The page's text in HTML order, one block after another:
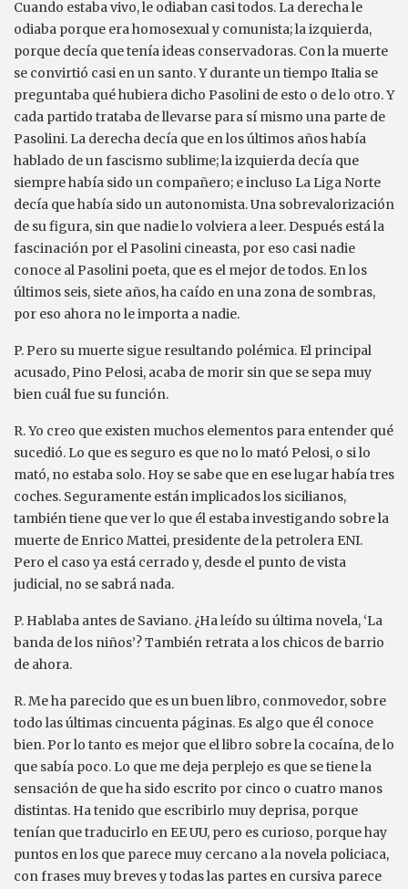
Cuando estaba vivo, le odiaban casi todos. La derecha le
odiaba porque era homosexual y comunista; la izquierda,
porque decía que tenía ideas conservadoras. Con la muerte
se convirtió casi en un santo. Y durante un tiempo Italia se
preguntaba qué hubiera dicho Pasolini de esto o de lo otro. Y
cada partido trataba de llevarse para sí mismo una parte de
Pasolini. La derecha decía que en los últimos años había
hablado de un fascismo sublime; la izquierda decía que
siempre había sido un compañero; e incluso La Liga Norte
decía que había sido un autonomista. Una sobrevalorización
de su figura, sin que nadie lo volviera a leer. Después está la
fascinación por el Pasolini cineasta, por eso casi nadie
conoce al Pasolini poeta, que es el mejor de todos. En los
últimos seis, siete años, ha caído en una zona de sombras,
por eso ahora no le importa a nadie.
P. Pero su muerte sigue resultando polémica. El principal
acusado, Pino Pelosi, acaba de morir sin que se sepa muy
bien cuál fue su función.
R. Yo creo que existen muchos elementos para entender qué
sucedió. Lo que es seguro es que no lo mató Pelosi, o si lo
mató, no estaba solo. Hoy se sabe que en ese lugar había tres
coches. Seguramente están implicados los sicilianos,
también tiene que ver lo que él estaba investigando sobre la
muerte de Enrico Mattei, presidente de la petrolera ENI.
Pero el caso ya está cerrado y, desde el punto de vista
judicial, no se sabrá nada.
P. Hablaba antes de Saviano. ¿Ha leído su última novela, ‘La
banda de los niños’? También retrata a los chicos de barrio
de ahora.
R. Me ha parecido que es un buen libro, conmovedor, sobre
todo las últimas cincuenta páginas. Es algo que él conoce
bien. Por lo tanto es mejor que el libro sobre la cocaína, de lo
que sabía poco. Lo que me deja perplejo es que se tiene la
sensación de que ha sido escrito por cinco o cuatro manos
distintas. Ha tenido que escribirlo muy deprisa, porque
tenían que traducirlo en EE UU, pero es curioso, porque hay
puntos en los que parece muy cercano a la novela policiaca,
con frases muy breves y todas las partes en cursiva parece